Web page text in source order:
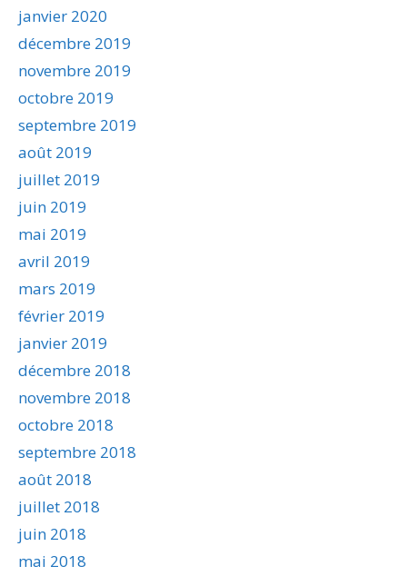
janvier 2020
décembre 2019
novembre 2019
octobre 2019
septembre 2019
août 2019
juillet 2019
juin 2019
mai 2019
avril 2019
mars 2019
février 2019
janvier 2019
décembre 2018
novembre 2018
octobre 2018
septembre 2018
août 2018
juillet 2018
juin 2018
mai 2018